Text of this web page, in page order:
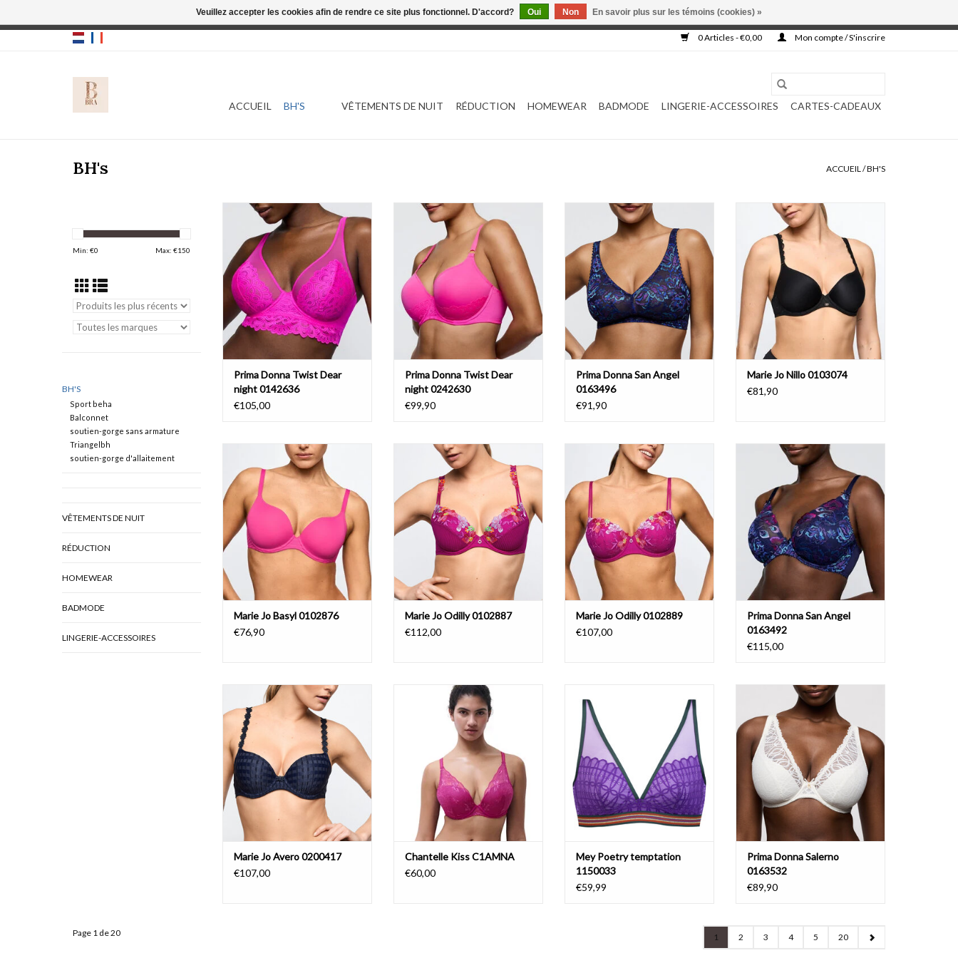
0 Articles - €0,00 Mon compte / S'inscrire
ACCUEIL BH'S VÊTEMENTS DE NUIT RÉDUCTION HOMEWEAR BADMODE LINGERIE-ACCESSOIRES CARTES-CADEAUX
BH's ACCUEIL/BH'S
Min: €0 Max: €150
BH'S
Sport beha
Balconnet
soutien-gorge sans armature
Triangelbh
soutien-gorge d'allaitement
VÊTEMENTS DE NUIT
RÉDUCTION
HOMEWEAR
BADMODE
LINGERIE-ACCESSOIRES
Prima Donna Twist Dear night
0142636
AJOUTER AU PANIER
Prima Donna Twist Dear
night 0142636
€105,00
Prima Donna Twist Dear night
0242630
Prima Donna Twist Dear
night 0242630
€99,90
Prima Donna San Angel 0163496
AJOUTER AU PANIER
Prima Donna San Angel
0163496
€91,90
Marie Jo Nillo 0103074
AJOUTER AU PANIER
Marie Jo Nillo 0103074
€81,90
Marie Jo Basyl 0102876
AJOUTER AU PANIER
Marie Jo Basyl 0102876
€76,90
Marie Jo Odilly 0102887
AJOUTER AU PANIER
Marie Jo Odilly 0102887
€112,00
Marie Jo Odilly 0102889
Marie Jo Odilly 0102889
€107,00
Prima Donna San Angel 0163492
AJOUTER AU PANIER
Prima Donna San Angel
0163492
€115,00
Marie Jo Avero 0200417
AJOUTER AU PANIER
Marie Jo Avero 0200417
€107,00
Chantelle Kiss C1AMNA
AJOUTER AU PANIER
Chantelle Kiss C1AMNA
€60,00
Mey Poetry temptation
1150033
€59,99
Prima Donna Salerno 0163532
Prima Donna Salerno
0163532
€89,90
Page 1 de 20 1 2 3 4 5 20
Veuillez accepter les cookies afin de rendre ce site plus fonctionnel. D'accord? Oui Non En savoir plus sur les témoins (cookies) »
Cette boutique est en construction. Toute commande passée ne sera ni traitée, ni complétée.